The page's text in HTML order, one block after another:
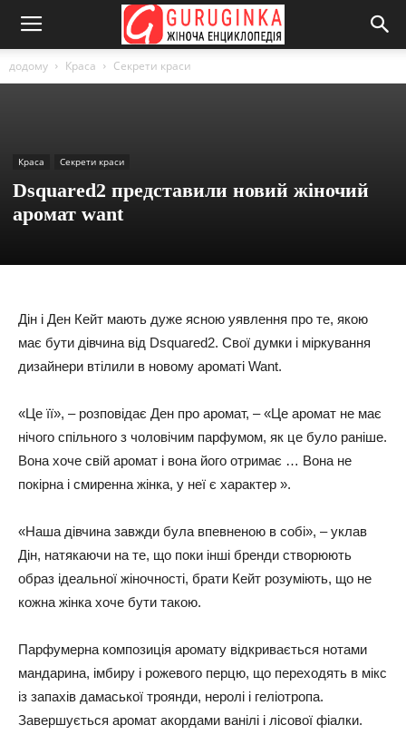
додому Краса Секрети краси
Краса Секрети краси
Dsquared2 представили новий жіночий
аромат want
Дін і Ден Кейт мають дуже ясною уявлення про те, якою
має бути дівчина від Dsquared2. Свої думки і міркування
дизайнери втілили в новому ароматі Want.
«Це її», – розповідає Ден про аромат, – «Це аромат не має
нічого спільного з чоловічим парфумом, як це було раніше.
Вона хоче свій аромат і вона його отримає … Вона не
покірна і смиренна жінка, у неї є характер ».
«Наша дівчина завжди була впевненою в собі», – уклав
Дін, натякаючи на те, що поки інші бренди створюють
образ ідеальної жіночності, брати Кейт розуміють, що не
кожна жінка хоче бути такою.
Парфумерна композиція аромату відкривається нотами
мандарина, імбиру і рожевого перцю, що переходять в мікс
із запахів дамаської троянди, неролі і геліотропа.
Завершується аромат акордами ванілі і лісової фіалки.